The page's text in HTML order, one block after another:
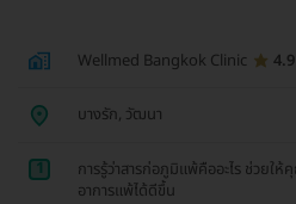
Wellmed Bangkok Clinic 4.9
บางรัก, วัฒนา
1
การรู้ว่าสารก่อภูมิแพ้คืออะไร ช่วยใ
อาการแพ้ได้ดีขึ้น